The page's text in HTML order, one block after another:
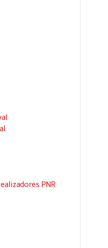
PNR